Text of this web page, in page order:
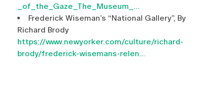
_of_the_Gaze_The_Museum_...
Frederick Wiseman’s “National Gallery”, By
Richard Brody
https://www.newyorker.com/culture/richard-
brody/frederick-wisemans-relen...